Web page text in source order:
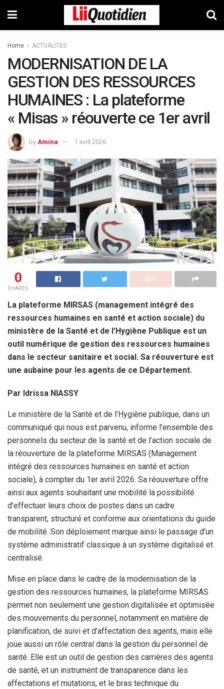
Home ACTUALITES
MODERNISATION DE LA
GESTION DES RESSOURCES
HUMAINES : La plateforme
« Misas » réouverte ce 1er avril
by Amina 1 avril 2026
0
SHARES
La plateforme MIRSAS (management intégré des
ressources humaines en santé et action sociale) du
ministère de la Santé et de l’Hygiène Publique est un
outil numérique de gestion des ressources humaines
dans le secteur sanitaire et social. Sa réouverture est
une aubaine pour les agents de ce Département.
Par Idrissa NIASSY
Le ministère de la Santé et de l’Hygiène publique, dans un
communiqué qui nous est parvenu, informe l’ensemble des
personnels du secteur de la santé et de l’action sociale de
la réouverture de la plateforme MIRSAS (Management
intégré des ressources humaines en santé et action
sociale), à compter du 1er avril 2026. Sa réouverture offre
ainsi aux agents souhaitant une mobilité la possibilité
d’effectuer leurs choix de postes dans un cadre
transparent, structuré et conforme aux orientations du guide
de mobilité. Son déploiement marque ainsi le passage d’un
système administratif classique à un système digitalisé et
centralisé.
Mise en place dans le cadre de la modernisation de la
gestion des ressources humaines, la plateforme MIRSAS
permet non seulement une gestion digitalisée et optimisée
des mouvements du personnel, notamment en matière de
planification, de suivi et d’affectation des agents, mais elle
joue aussi un rôle central dans la gestion du personnel de
santé. Elle est un outil de gestion des carrières des agents
de santé, et un instrument de transparence dans les
affectations et mutations, et le bras technique du